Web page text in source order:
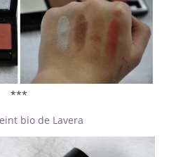
***
bio de Lavera